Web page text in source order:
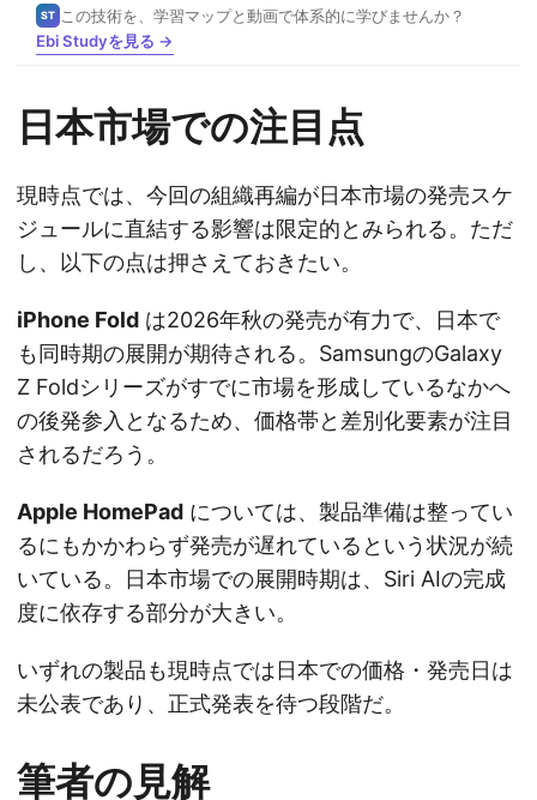
ST
この技術を、学習マップと動画で体系的に学びませんか？
Ebi Studyを見る →
日本市場での注目点
現時点では、今回の組織再編が日本市場の発売スケ
ジュールに直結する影響は限定的とみられる。ただ
し、以下の点は押さえておきたい。
iPhone Fold は2026年秋の発売が有力で、日本で
も同時期の展開が期待される。SamsungのGalaxy
Z Foldシリーズがすでに市場を形成しているなかへ
の後発参入となるため、価格帯と差別化要素が注目
されるだろう。
Apple HomePad については、製品準備は整ってい
るにもかかわらず発売が遅れているという状況が続
いている。日本市場での展開時期は、Siri AIの完成
度に依存する部分が大きい。
いずれの製品も現時点では日本での価格・発売日は
未公表であり、正式発表を待つ段階だ。
筆者の見解